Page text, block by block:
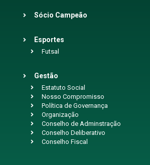
Sócio Campeão
Esportes
Futsal
Gestão
Estatuto Social
Nosso Compromisso
Política de Governança
Organização
Conselho de Adminstração
Conselho Deliberativo
Conselho Fiscal